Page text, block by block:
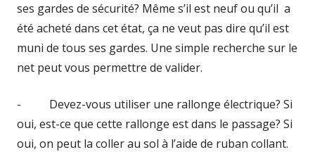
ses gardes de sécurité? Même s’il est neuf ou qu’il a
été acheté dans cet état, ça ne veut pas dire qu’il est
muni de tous ses gardes. Une simple recherche sur le
net peut vous permettre de valider.
- Devez-vous utiliser une rallonge électrique? Si
oui, est-ce que cette rallonge est dans le passage? Si
oui, on peut la coller au sol à l’aide de ruban collant.